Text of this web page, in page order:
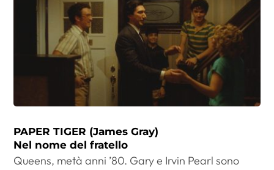
PAPER TIGER (James Gray)
Nel nome del fratello
Queens, metà anni ’80. Gary e Irvin Pearl sono